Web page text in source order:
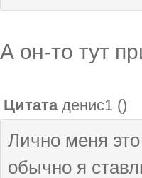
А он-то тут
Цитата денис1 ()
Лично меня
обычно я